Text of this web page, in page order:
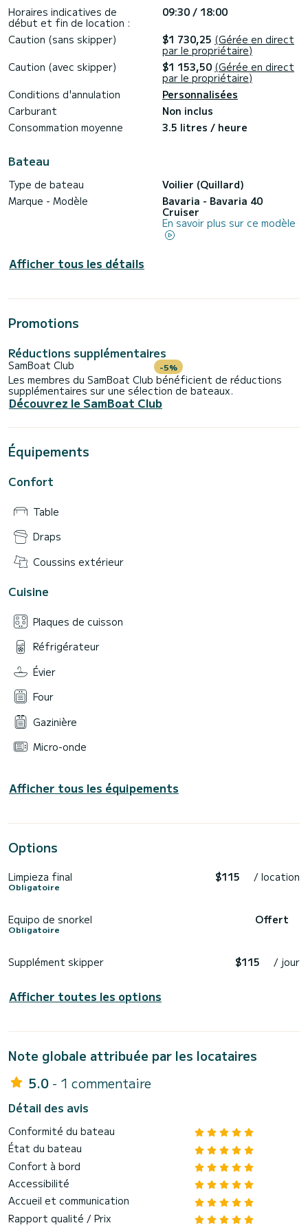
Horaires indicatives de
début et fin de location :
09:30 / 18:00
Caution (sans skipper)
$1 730,25 (Gérée en direct
par le propriétaire)
Caution (avec skipper)
$1 153,50 (Gérée en direct
par le propriétaire)
Conditions d'annulation
Personnalisées
Carburant
Non inclus
Consommation moyenne
3.5 litres / heure
Bateau
Type de bateau
Voilier (Quillard)
Marque - Modèle
Bavaria - Bavaria 40
Cruiser
En savoir plus sur ce modèle
Afficher tous les détails
Promotions
Réductions supplémentaires
SamBoat Club -5%
Les membres du SamBoat Club bénéficient de réductions
supplémentaires sur une sélection de bateaux.
Découvrez le SamBoat Club
Équipements
Confort
Table
Draps
Coussins extérieur
Cuisine
Plaques de cuisson
Réfrigérateur
Évier
Four
Gazinière
Micro-onde
Afficher tous les équipements
Options
Limpieza final
Obligatoire
$115 / location
Equipo de snorkel
Obligatoire
Offert
Supplément skipper $115 / jour
Afficher toutes les options
Note globale attribuée par les locataires
5.0 - 1 commentaire
Détail des avis
Conformité du bateau
État du bateau
Confort à bord
Accessibilité
Accueil et communication
Rapport qualité / Prix